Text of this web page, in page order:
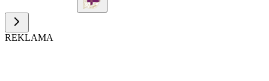
REKLAMA